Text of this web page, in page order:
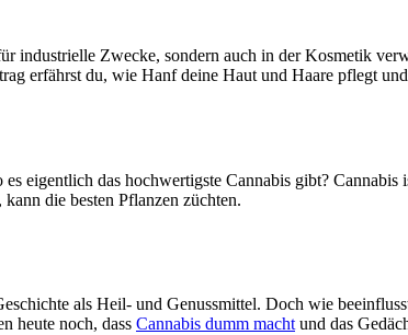
industrielle Zwecke, sondern auch in der Kosmetik
erfährst du, wie Hanf deine Haut und Haare pflegt
eigentlich das hochwertigste Cannabis gibt?
die besten Pflanzen züchten.
als Heil- und Genussmittel. Doch wie
heute noch, dass Cannabis dumm macht und das